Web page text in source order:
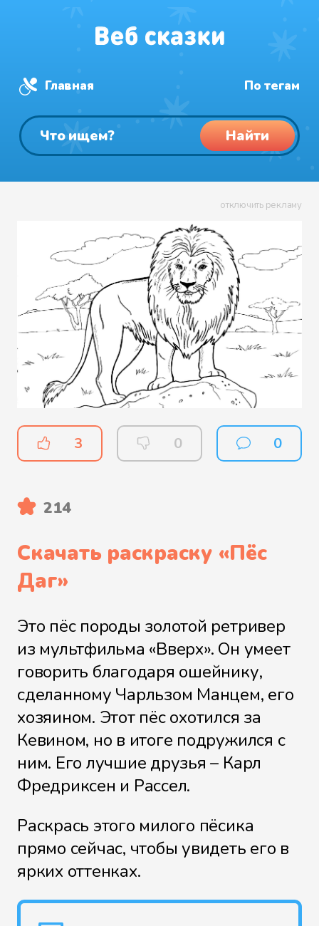
Главная По тегам
Найти
отключить рекламу
3 0 0
214
Скачать раскраску «Пёс
Даг»
Это пёс породы золотой ретривер
из мультфильма «Вверх». Он умеет
говорить благодаря ошейнику,
сделанному Чарльзом Манцем, его
хозяином. Этот пёс охотился за
Кевином, но в итоге подружился с
ним. Его лучшие друзья – Карл
Фредриксен и Рассел.
Раскрась этого милого пёсика
прямо сейчас, чтобы увидеть его в
ярких оттенках.